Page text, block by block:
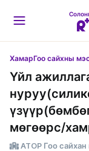
ХамарГоо сайхны
Үйл
мөгөөрс/
ATOP Гоо